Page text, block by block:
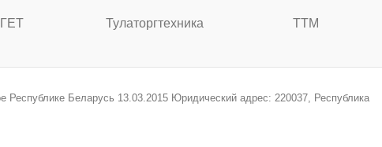
Тулаторгтехника ТТМ
Республике Беларусь 13.03.2015 Юридический адрес: 220037, Республика